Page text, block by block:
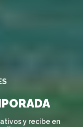
y recibe en